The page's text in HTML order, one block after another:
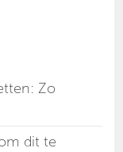
Zo
dit te